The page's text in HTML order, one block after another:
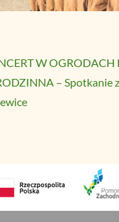
W OGRODACH
– Spotkanie